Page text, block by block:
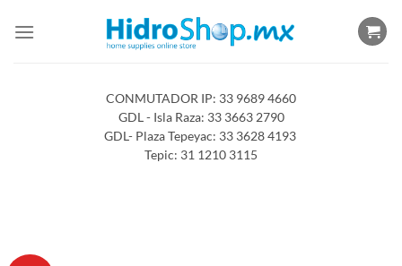
CONMUTADOR IP: 33 9689 4660
GDL - Isla Raza: 33 3663 2790
GDL- Plaza Tepeyac: 33 3628 4193
Tepic: 31 1210 3115